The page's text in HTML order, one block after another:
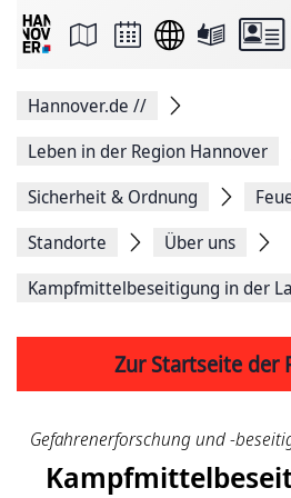
Seite
Facebook
teilen
Seitenlink
Seite
Hannover.de //
Leben in der Region Hannover
Sicherheit & Ordnung
Standorte
Über uns
Kampf­mittel­beseitigung in der
Zur Startseite der
Gefahren­erforschung und -